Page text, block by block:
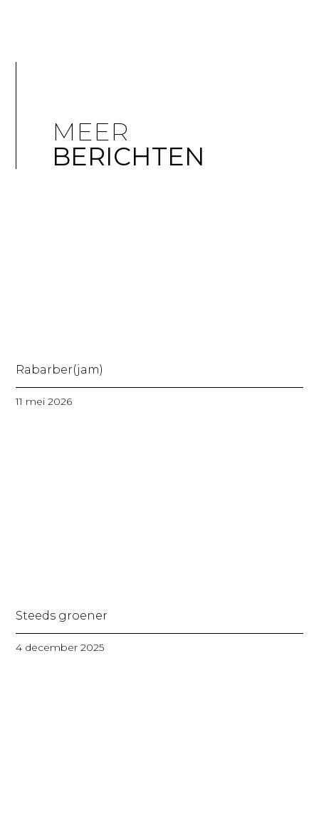
MEER
BERICHTEN
Rabarber(jam)
11 mei 2026
Steeds groener
4 december 2025